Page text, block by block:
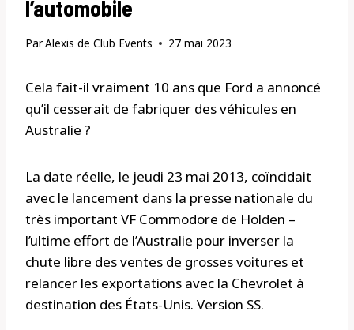
l’automobile
ParAlexis de Club Events 27 mai 2023
Cela fait-il vraiment 10 ans que Ford a annoncé
qu’il cesserait de fabriquer des véhicules en
Australie ?
La date réelle, le jeudi 23 mai 2013, coïncidait
avec le lancement dans la presse nationale du
très important VF Commodore de Holden –
l’ultime effort de l’Australie pour inverser la
chute libre des ventes de grosses voitures et
relancer les exportations avec la Chevrolet à
destination des États-Unis. Version SS.